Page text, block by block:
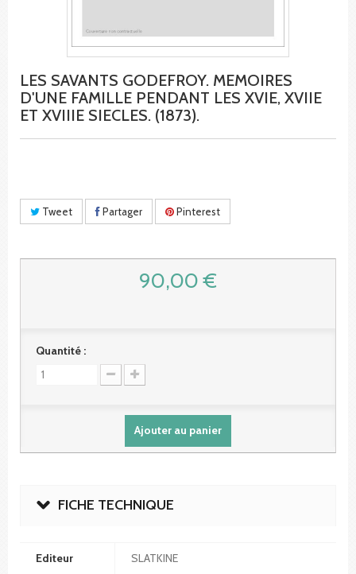
LES SAVANTS GODEFROY. MEMOIRES
D'UNE FAMILLE PENDANT LES XVIE, XVIIE
ET XVIIIE SIECLES. (1873).
Tweet Partager Pinterest
90,00 €
Quantité :
Ajouter au panier
FICHE TECHNIQUE
Editeur SLATKINE